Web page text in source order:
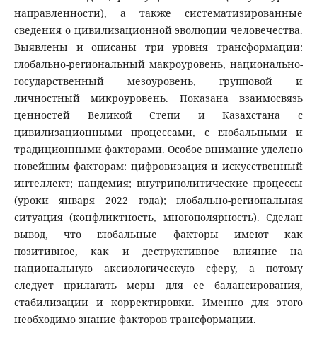
направленности), а также систематизированные
сведения о цивилизационной эволюции человечества.
Выявлены и описаны три уровня трансформации:
глобально-региональный макроуровень, национально-
государственный мезоуровень, групповой и
личностный микроуровень. Показана взаимосвязь
ценностей Великой Степи и Казахстана с
цивилизационными процессами, с глобальными и
традиционными факторами. Особое внимание уделено
новейшим факторам: цифровизация и искусственный
интеллект; пандемия; внутриполитические процессы
(уроки января 2022 года); глобально-региональная
ситуация (конфликтность, многополярность). Сделан
вывод, что глобальные факторы имеют как
позитивное, как и деструктивное влияние на
национальную аксиологическую сферу, а потому
следует прилагать меры для ее балансирования,
стабилизации и корректировки. Именно для этого
необходимо знание факторов трансформации.